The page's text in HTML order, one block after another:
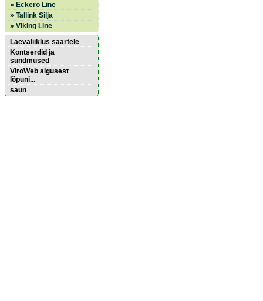
» Eckerö Line
» Tallink Silja
» Viking Line
Laevaliiklus saartele
Kontserdid ja
sündmused
ViroWeb algusest
lõpuni...
saun